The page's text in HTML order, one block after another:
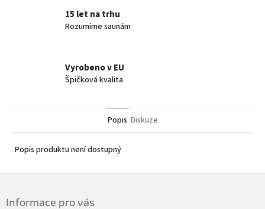
15 let na trhu
Rozumíme saunám
Vyrobeno v EU
Špičková kvalita
Popis Diskuze
Popis produktu není dostupný
Informace pro vás